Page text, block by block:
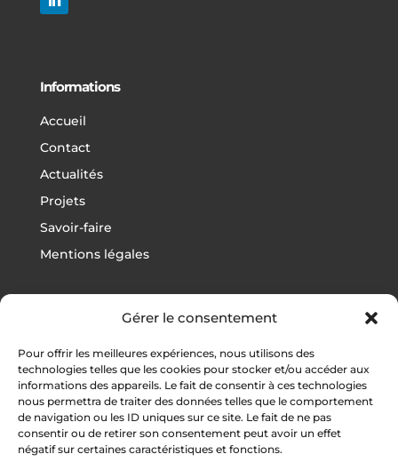
Gérer le consentement
Pour offrir les meilleures expériences, nous utilisons des
technologies telles que les cookies pour stocker et/ou accéder aux
informations des appareils. Le fait de consentir à ces technologies
nous permettra de traiter des données telles que le comportement
de navigation ou les ID uniques sur ce site. Le fait de ne pas
consentir ou de retirer son consentement peut avoir un effet
négatif sur certaines caractéristiques et fonctions.
Informations
Accueil
Contact
Actualités
Projets
Savoir-faire
Mentions légales
Football
Rugby
Athlétisme
Autres sports